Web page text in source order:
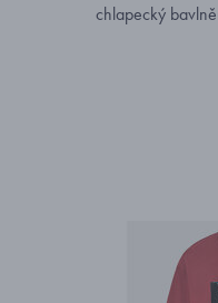
chlapecký